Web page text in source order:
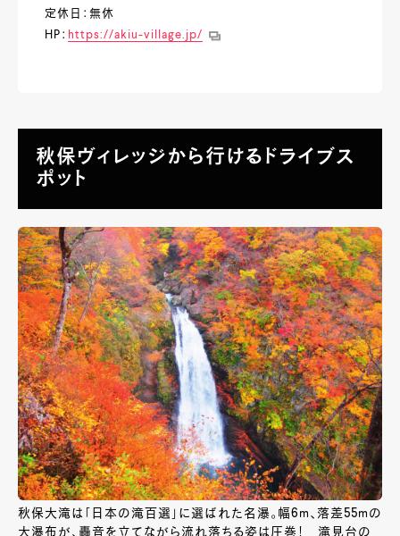
定休日：無休
HP： https://akiu-village.jp/
秋保ヴィレッジから行けるドライブス
ポット
秋保大滝は「日本の滝百選」に選ばれた名瀑。幅6ｍ、落差55ｍの
大瀑布が、轟音を立てながら流れ落ちる姿は圧巻！ 滝見台の